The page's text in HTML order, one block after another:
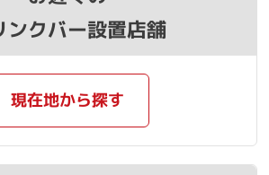
ンクバー設置店舗
現在地から探す